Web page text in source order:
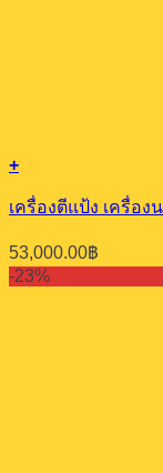
+
เครื่องตีแป้ง เครื่อง
53,000.00฿
-23%